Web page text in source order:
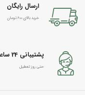
ارسال رایگان
خرید بالای 600 تومان
پشتیبانی 24 ساعته
حتی روز تعطیل